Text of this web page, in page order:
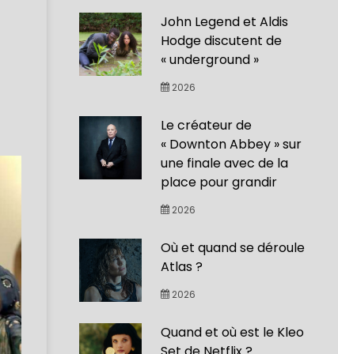
John Legend et Aldis
Hodge discutent de
« underground »
2026
Le créateur de
« Downton Abbey » sur
une finale avec de la
place pour grandir
2026
Où et quand se déroule
Atlas ?
2026
Quand et où est le Kleo